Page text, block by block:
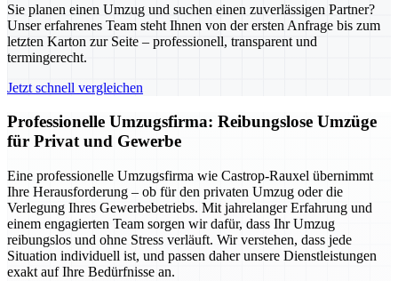
Sie planen einen Umzug und suchen einen zuverlässigen Partner?
Unser erfahrenes Team steht Ihnen von der ersten Anfrage bis zum
letzten Karton zur Seite – professionell, transparent und
termingerecht.
Jetzt schnell vergleichen
Professionelle Umzugsfirma: Reibungslose Umzüge
für Privat und Gewerbe
Eine professionelle Umzugsfirma wie Castrop-Rauxel übernimmt
Ihre Herausforderung – ob für den privaten Umzug oder die
Verlegung Ihres Gewerbebetriebs. Mit jahrelanger Erfahrung und
einem engagierten Team sorgen wir dafür, dass Ihr Umzug
reibungslos und ohne Stress verläuft. Wir verstehen, dass jede
Situation individuell ist, und passen daher unsere Dienstleistungen
exakt auf Ihre Bedürfnisse an.